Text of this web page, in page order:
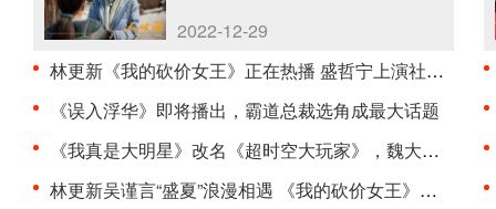
2022-12-29
林更新《我的砍价女王》正在热播 盛哲宁上演社死现···
《误入浮华》即将播出，霸道总裁选角成最大话题
《我真是大明星》改名《超时空大玩家》，魏大勋、辛···
林更新吴谨言“盛夏”浪漫相遇 《我的砍价女王》首发···